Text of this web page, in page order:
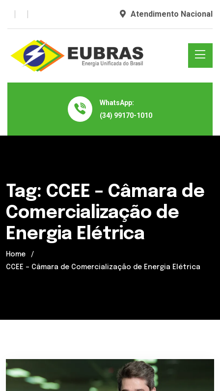
Atendimento Nacional
WhatsApp:
(34) 99170-1010
Tag: CCEE – Câmara de
Comercialização de
Energia Elétrica
Home
CCEE – Câmara de Comercialização de Energia Elétrica